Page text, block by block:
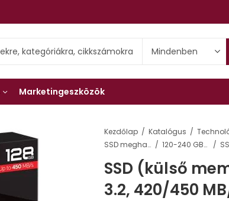
Marketingeszközök
Kezdőlap Katalógus
SSD meghajtók, USB csatlakozóval
120-240 GB-os külső SSD meghajtók, USB
SSD (külső
3.2, 420/450